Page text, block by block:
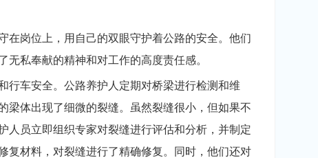
岗位上，用自己的双眼守护着公路的安全。他们
私奉献的精神和对工作的高度责任感。
车安全。公路养护人定期对桥梁进行检测和维
梁体出现了细微的裂缝。虽然裂缝很小，但如果不
人员立即组织专家对裂缝进行评估和分析，并制定
复材料，对裂缝进行了精确修复。同时，他们还对